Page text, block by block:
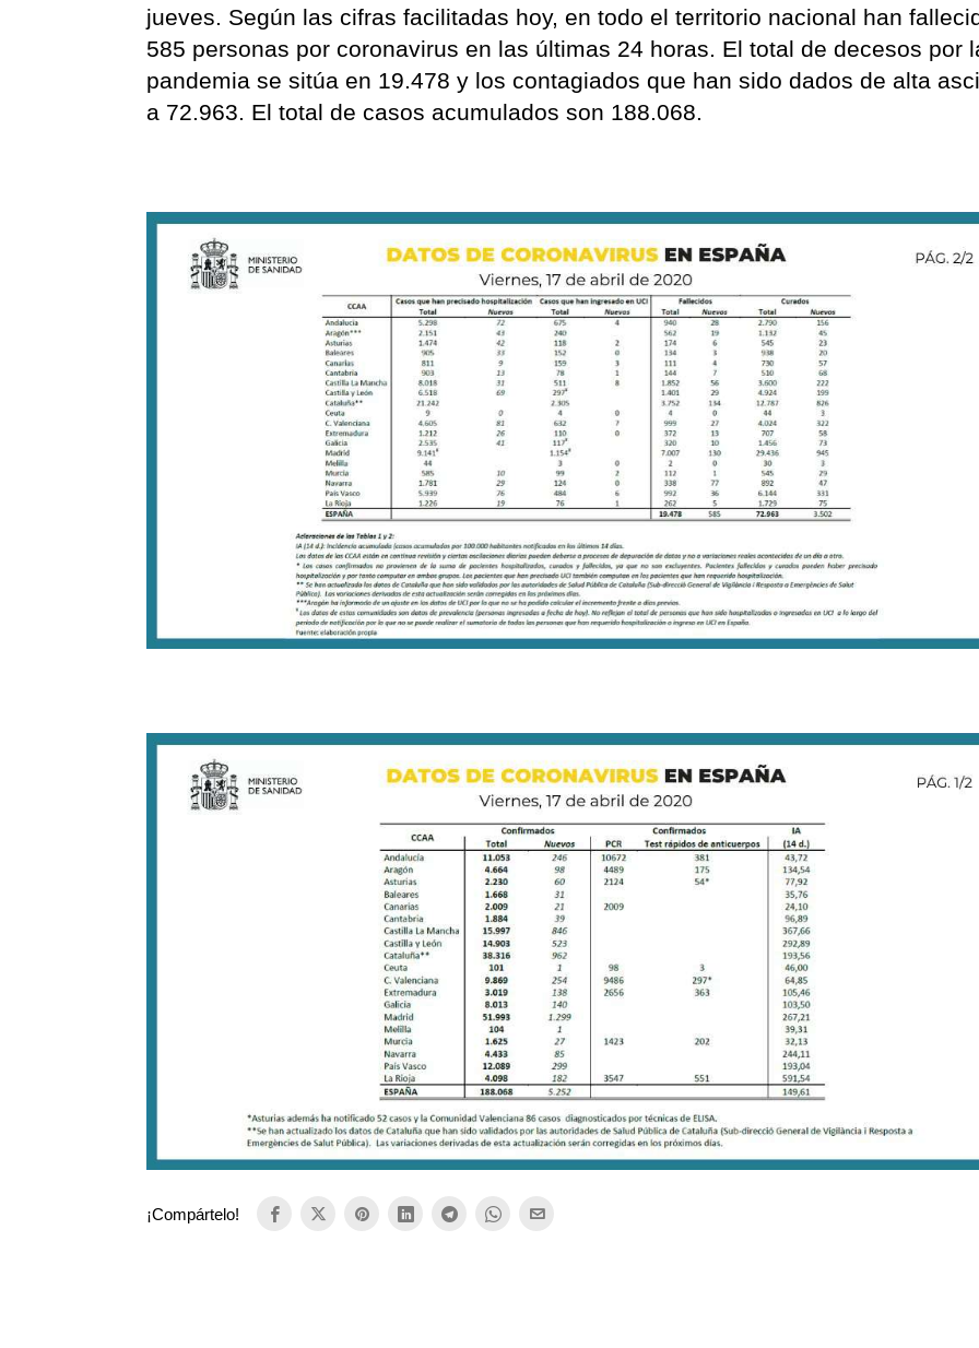
jueves. Según las cifras facilitadas hoy, en todo el territorio nacional han
585 personas por coronavirus en las últimas 24 horas. El total de decesos por
pandemia se sitúa en 19.478 y los contagiados que han sido dados de alta
a 72.963. El total de casos acumulados son 188.068.
¡Compártelo!